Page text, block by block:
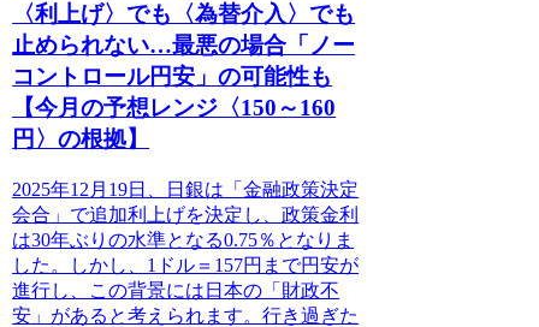
〈利上げ〉でも〈為替介入〉でも
止められない…最悪の場合「ノー
コントロール円安」の可能性も
【今月の予想レンジ〈150～160
円〉の根拠】
2025年12月19日、日銀は「金融政策決定
会合」で追加利上げを決定し、政策金利
は30年ぶりの水準となる0.75％となりま
した。しかし、1ドル＝157円まで円安が
進行し、この背景には日本の「財政不
安」があると考えられます。行き過ぎた